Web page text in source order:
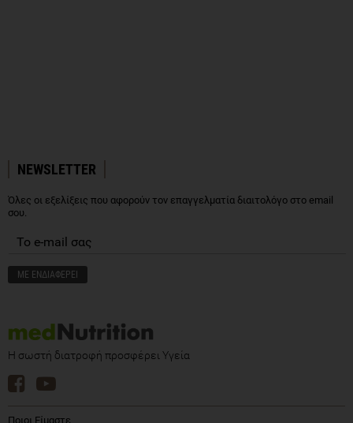
NEWSLETTER
Όλες οι εξελίξεις που αφορούν τον επαγγελματία διαιτολόγο στο email
σου.
Η σωστή διατροφή προσφέρει Υγεία
Ποιοι Είμαστε